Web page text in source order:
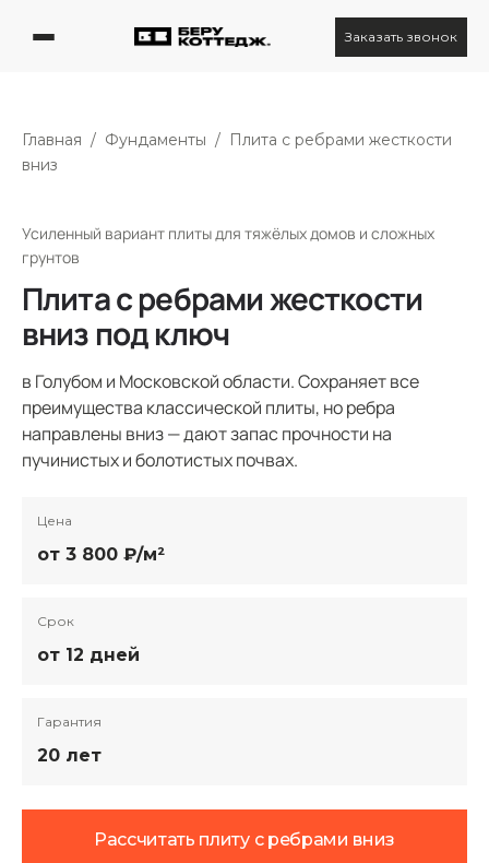
Заказать звонок
Главная / Фундаменты / Плита с ребрами жесткости
вниз
Усиленный вариант плиты для тяжёлых домов и сложных
грунтов
Плита с ребрами жесткости
вниз под ключ
в Голубом и Московской области. Сохраняет все
преимущества классической плиты, но ребра
направлены вниз — дают запас прочности на
пучинистых и болотистых почвах.
Цена
от 3 800 ₽/м²
Срок
от 12 дней
Гарантия
20 лет
Рассчитать плиту с ребрами вниз